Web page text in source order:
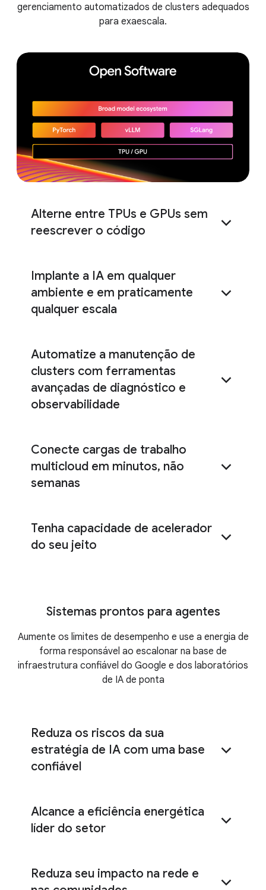
gerenciamento automatizados de clusters adequados
para exaescala.
Alterne entre TPUs e GPUs sem
reescrever o código
Implante a IA em qualquer
ambiente e em praticamente
qualquer escala
Automatize a manutenção de
clusters com ferramentas
avançadas de diagnóstico e
observabilidade
recursos do Cluster
Director
Conecte cargas de trabalho
multicloud em minutos, não
semanas
Tenha capacidade de acelerador
do seu jeito
Sistemas prontos para agentes
Aumente os limites de desempenho e use a energia de
forma responsável ao escalonar na base de
infraestrutura confiável do Google e dos laboratórios
de IA de ponta
Reduza os riscos da sua
estratégia de IA com uma base
confiável
Alcance a eficiência energética
líder do setor
líder do setor
seis vezes mais
Reduza seu impacto na rede e